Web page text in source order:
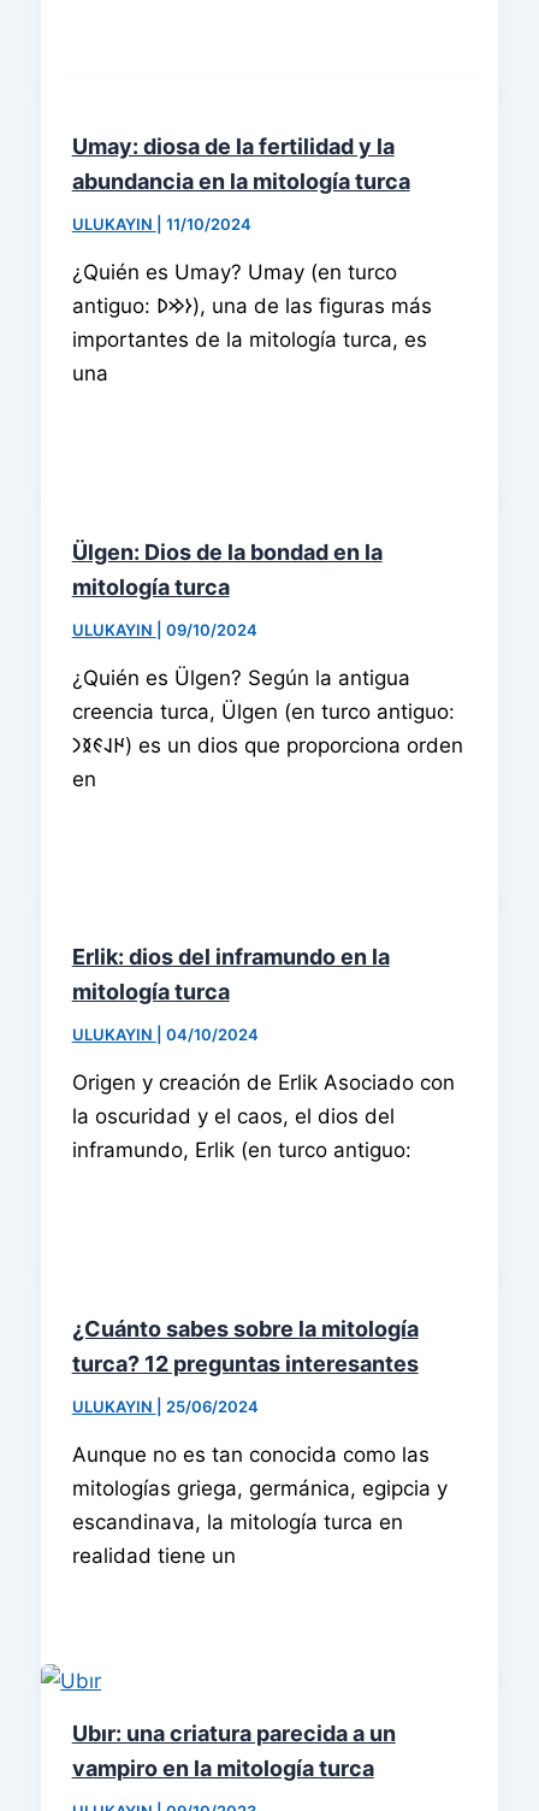
Umay: diosa de la fertilidad y la
abundancia en la mitología turca
ULUKAYIN 11/10/2024
¿Quién es Umay? Umay (en turco
antiguo: 𐰆𐰢𐰖), una de las figuras más
importantes de la mitología turca, es
una
Ülgen: Dios de la bondad en la
mitología turca
ULUKAYIN 09/10/2024
¿Quién es Ülgen? Según la antigua
creencia turca, Ülgen (en turco antiguo:
𐰈𐰞𐰏𐰅𐰣) es un dios que proporciona orden
en
Erlik: dios del inframundo en la
mitología turca
ULUKAYIN 04/10/2024
Origen y creación de Erlik Asociado con
la oscuridad y el caos, el dios del
inframundo, Erlik (en turco antiguo:
¿Cuánto sabes sobre la mitología
turca? 12 preguntas interesantes
ULUKAYIN 25/06/2024
Aunque no es tan conocida como las
mitologías griega, germánica, egipcia y
escandinava, la mitología turca en
realidad tiene un
Ubır: una criatura parecida a un
vampiro en la mitología turca